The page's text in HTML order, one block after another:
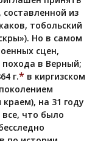
из
тобольский
Но в самом
сцен,
похода в Верный;
г.* в киргизском
на 31 году
что было